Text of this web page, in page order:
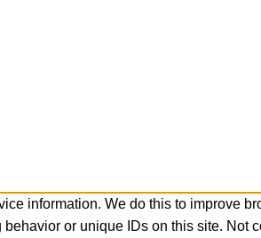
information. We do this to improve
or unique IDs on this site.